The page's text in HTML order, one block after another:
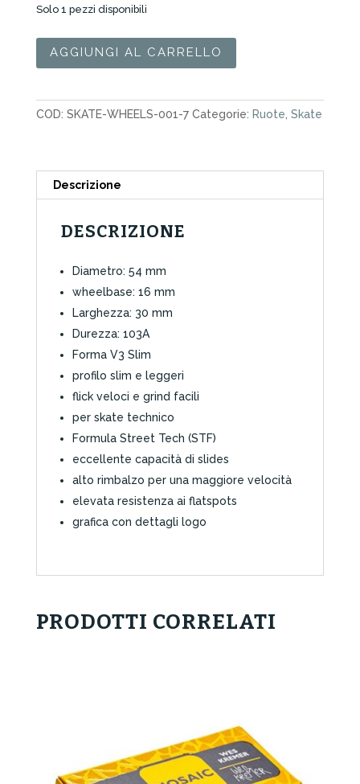
Solo 1 pezzi disponibili
Ruote
Skate
STF
Retros
AGGIUNGI AL CARRELLO
COD: SKATE-WHEELS-001-7 Categorie: Ruote Skate
Descrizione
DESCRIZIONE
Diametro: 54 mm
wheelbase: 16 mm
Larghezza: 30 mm
Durezza: 103A
Forma V3 Slim
profilo slim e leggeri
flick veloci e grind facili
per skate technico
Formula Street Tech (STF)
eccellente capacità di slides
alto rimbalzo per una maggiore velocità
elevata resistenza ai flatspots
grafica con dettagli logo
PRODOTTI CORRELATI